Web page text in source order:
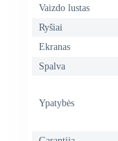
Vaizdo lustas
Ryšiai
Ekranas
Spalva
Ypatybės